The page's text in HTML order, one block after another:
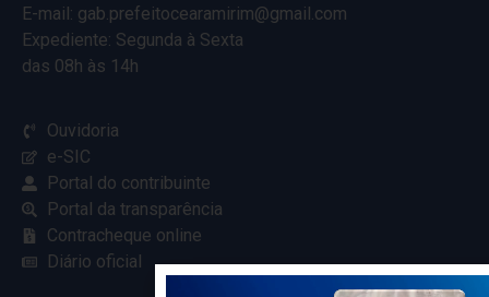
E-mail: gab.prefeitocearamirim@gmail.com
Expediente: Segunda à Sexta
das 08h às 14h
Ouvidoria
e-SIC
Portal do contribuinte
Portal da transparência
Contracheque online
Diário oficial